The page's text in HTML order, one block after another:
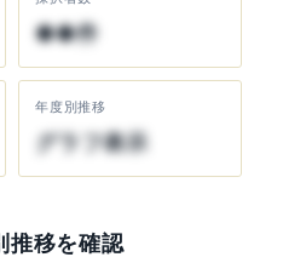
●●件
年度別推移
グラフ表示
推移を確認